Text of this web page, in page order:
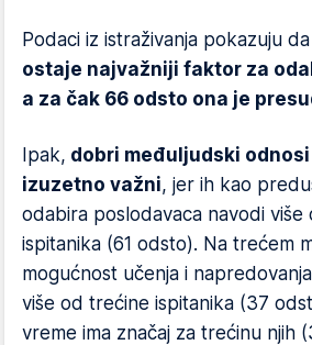
Podaci iz istraživanja pokazuju da
ostaje najvažniji faktor za
a za čak 66 odsto ona je
Ipak, dobri međuljudski
izuzetno važni, jer ih kao
odabira poslodavaca navodi više
ispitanika (61 odsto). Na trećem
mogućnost učenja i
više od trećine ispitanika (37
vreme ima značaj za trećinu njih